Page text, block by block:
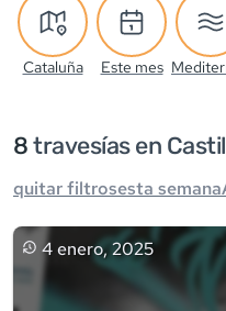
Cataluña Este mes
8 travesías en
quitar filtrosesta semana
4 enero, 2025